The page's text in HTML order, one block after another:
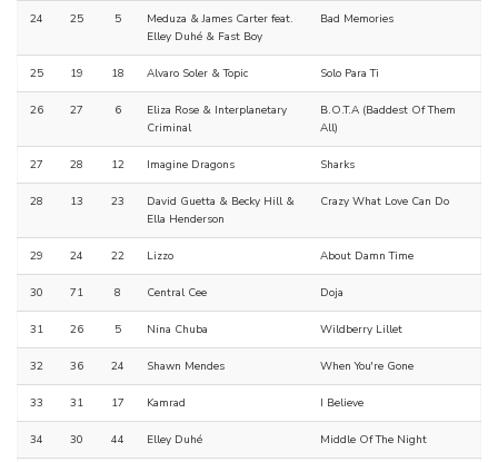
24 25 5
Meduza & James Carter feat.
Elley Duhé & Fast Boy
Bad Memories
25 19 18 Alvaro Soler & Topic Solo Para Ti
26 27 6
Eliza Rose & Interplanetary
Criminal
B.O.T.A (Baddest Of Them
All)
27 28 12 Imagine Dragons Sharks
28 13 23
David Guetta & Becky Hill &
Ella Henderson
Crazy What Love Can Do
29 24 22 Lizzo About Damn Time
30 71 8 Central Cee Doja
31 26 5 Nina Chuba Wildberry Lillet
32 36 24 Shawn Mendes When You're Gone
33 31 17 Kamrad I Believe
34 30 44 Elley Duhé Middle Of The Night